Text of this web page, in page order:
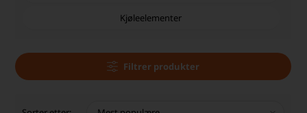
Kjøleelementer
Filtrer produkter